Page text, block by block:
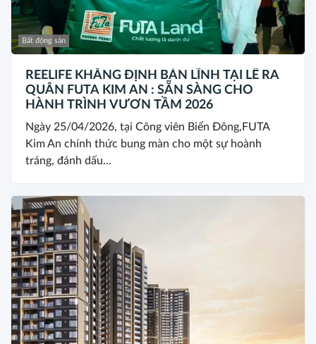
Bất động sản
REELIFE KHẲNG ĐỊNH BẢN LĨNH TẠI LỄ RA
QUÂN FUTA KIM AN : SẴN SÀNG CHO
HÀNH TRÌNH VƯƠN TẦM 2026
Ngày 25/04/2026, tại Công viên Biển Đông,FUTA
Kim An chính thức bung màn cho một sự hoành
tráng, đánh dấu...